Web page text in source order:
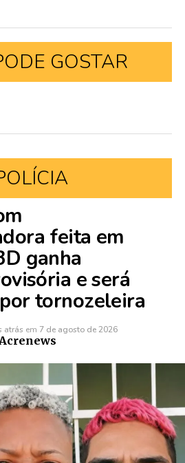
GOSTAR
feita em
ganha
e será
tornozeleira
atrás em 7 de agosto de 2026